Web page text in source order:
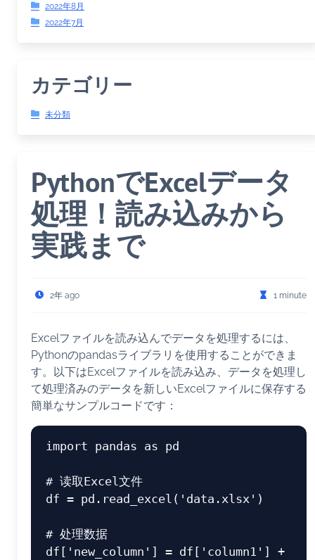
2022年8月
2022年7月
カテゴリー
未分類
PythonでExcelデータ
処理！読み込みから
実践まで
2年 ago 1 minute
Excelファイルを読み込んでデータを処理するには、
Pythonのpandasライブラリを使用することができま
す。以下はExcelファイルを読み込み、データを処理し
て処理済みのデータを新しいExcelファイルに保存する
簡単なサンプルコードです：
import pandas as pd
# 读取Excel文件
df = pd.read_excel( 'data.xlsx' )
# 处理数据
df[ 'new_column' ] = df[ 'column1' ] +